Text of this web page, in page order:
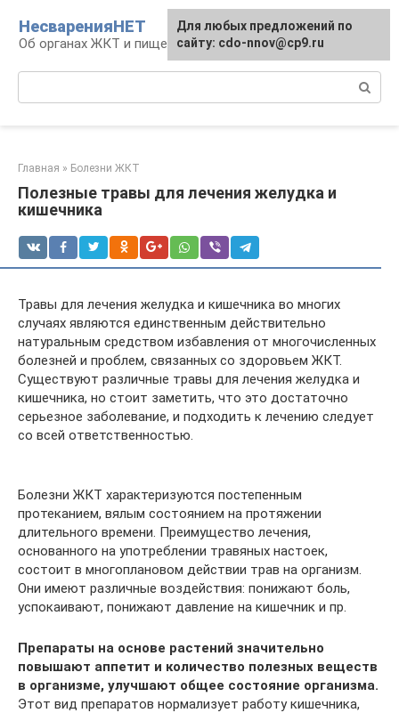
контенту
НесваренияНЕТ
Об органах ЖКТ и пищеварении
Главная » Болезни ЖКТ
Полезные травы для лечения желудка и
кишечника
Травы для лечения желудка и кишечника во многих
случаях являются единственным действительно
натуральным средством избавления от многочисленных
болезней и проблем, связанных со здоровьем ЖКТ.
Существуют различные травы для лечения желудка и
кишечника, но стоит заметить, что это достаточно
серьезное заболевание, и подходить к лечению следует
со всей ответственностью.
Болезни ЖКТ характеризуются постепенным
протеканием, вялым состоянием на протяжении
длительного времени. Преимущество лечения,
основанного на употреблении травяных настоек,
состоит в многоплановом действии трав на организм.
Они имеют различные воздействия: понижают боль,
успокаивают, понижают давление на кишечник и пр.
Препараты на основе растений значительно
повышают аппетит и количество полезных веществ
в организме, улучшают общее состояние организма.
Этот вид препаратов нормализует работу кишечника,
Для любых предложений по
сайту: cdo-nnov@cp9.ru